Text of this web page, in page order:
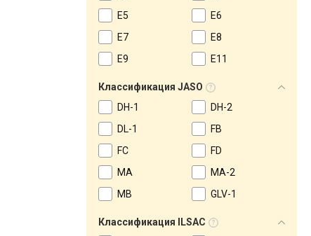
E5
E6
E7
E8
E9
E11
Классификация JASO
DH-1
DH-2
DL-1
FB
FC
FD
MA
MA-2
MB
GLV-1
Классификация ILSAC